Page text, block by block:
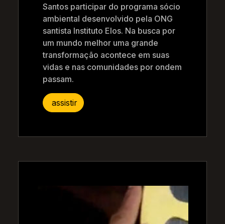
Santos participar do programa sócio
ambiental desenvolvido pela ONG
santista Instituto Elos. Na busca por
um mundo melhor uma grande
transformação acontece em suas
vidas e nas comunidades por ondem
passam.
assistir